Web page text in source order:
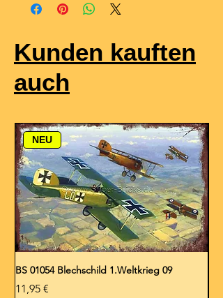
Kunden kauften
auch
NEU
BS 01054 Blechschild 1.Weltkrieg 09
Preis
11,95 €